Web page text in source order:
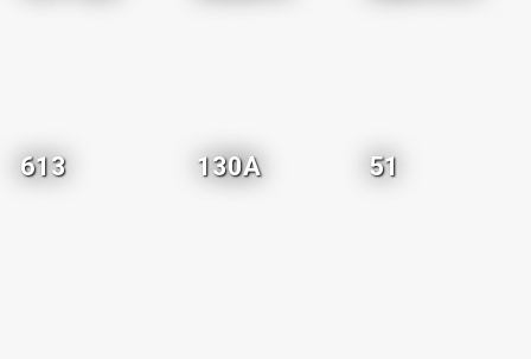
613 130A 51